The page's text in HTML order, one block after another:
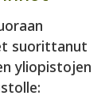
suorittanut
yliopistojen